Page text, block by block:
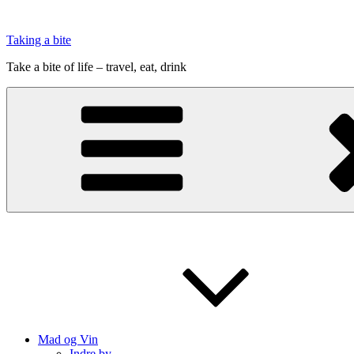
indhold
Taking a bite
Take a bite of life – travel, eat, drink
Mad og Vin